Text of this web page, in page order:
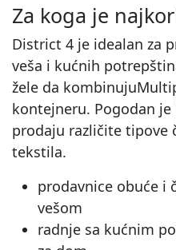
Za koga je
District 4 je idealan za
veša i kućnih
žele da
kontejneru. Pogodan
prodaju različite tipove
tekstila.
prodavnice obuće i
vešom
radnje sa kućnim